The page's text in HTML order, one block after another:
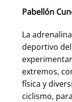
Pabellón
La
deportivo
extremos,
física y
ciclismo,